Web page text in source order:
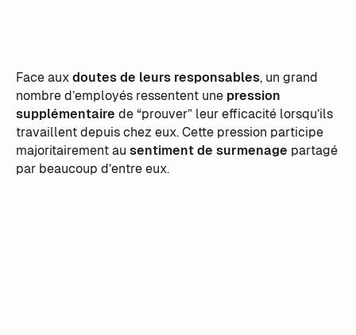
Face auxdoutes de leurs responsables, un grand
nombre d’employés ressentent une pression
supplémentaire de “prouver” leur efficacité lorsqu’ils
travaillent depuis chez eux. Cette pression participe
majoritairement au sentiment de surmenage partagé
par beaucoup d’entre eux.